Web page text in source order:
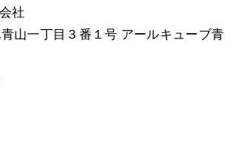
社
山一丁目３番１号 アールキューブ青